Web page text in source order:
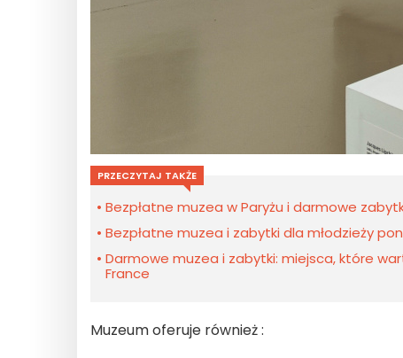
PRZECZYTAJ TAKŻE
Bezpłatne muzea w Paryżu i darmowe
Bezpłatne muzea i zabytki dla młodzieży
Darmowe muzea i zabytki: miejsca, które
France
Muzeum oferuje również :